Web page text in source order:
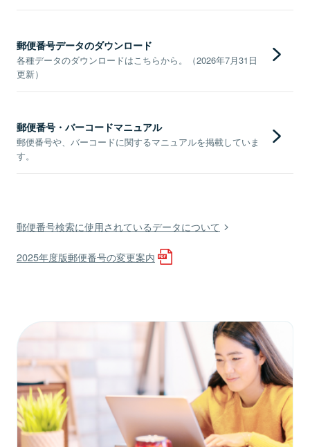
郵便番号データのダウンロード
各種データのダウンロードはこちらから。（2026年7月31日
更新）
郵便番号・バーコードマニュアル
郵便番号や、バーコードに関するマニュアルを掲載していま
す。
郵便番号検索に使用されているデータについて
2025年度版郵便番号の変更案内